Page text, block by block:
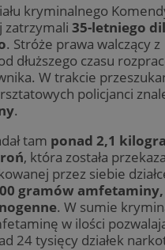
kryminalnego
zatrzymali 35-letniego
. Stróże prawa walczący z
dłuższego czasu
W trakcie
policjanci
.
tam ponad 2,1
, która została
przez siebie
gramów
. W sumie
w ilości
24 tysięcy działek